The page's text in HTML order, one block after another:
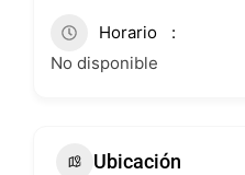
Horario
No disponible
Ubicación